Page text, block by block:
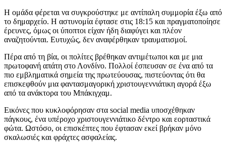
Η ομάδα φέρεται να συγκρούστηκε με αντίπαλη συμμορία έξω από
το δημαρχείο. Η αστυνομία έφτασε στις 18:15 και πραγματοποίησε
έρευνες, όμως οι ύποπτοι είχαν ήδη διαφύγει και πλέον
αναζητούνται. Ευτυχώς, δεν αναφέρθηκαν τραυματισμοί.
Πέρα από τη βία, οι πολίτες βρέθηκαν αντιμέτωποι και με μια
πρωτοφανή απάτη στο Λονδίνο. Πολλοί έσπευσαν σε ένα από τα
πιο εμβληματικά σημεία της πρωτεύουσας, πιστεύοντας ότι θα
επισκεφθούν μια φαντασμαγορική χριστουγεννιάτικη αγορά έξω
από τα ανάκτορα του Μπάκιγχαμ.
Εικόνες που κυκλοφόρησαν στα social media υποσχέθηκαν
πάγκους, ένα υπέροχο χριστουγεννιάτικο δέντρο και εορταστικά
φώτα. Ωστόσο, οι επισκέπτες που έφτασαν εκεί βρήκαν μόνο
σκαλωσιές και φράχτες ασφαλείας.